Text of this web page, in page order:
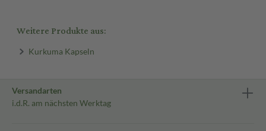
Weitere Produkte aus:
Kurkuma Kapseln
Versandarten
i.d.R. am nächsten Werktag